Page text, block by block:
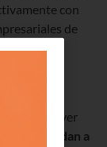
con
de
de promover
respondan a